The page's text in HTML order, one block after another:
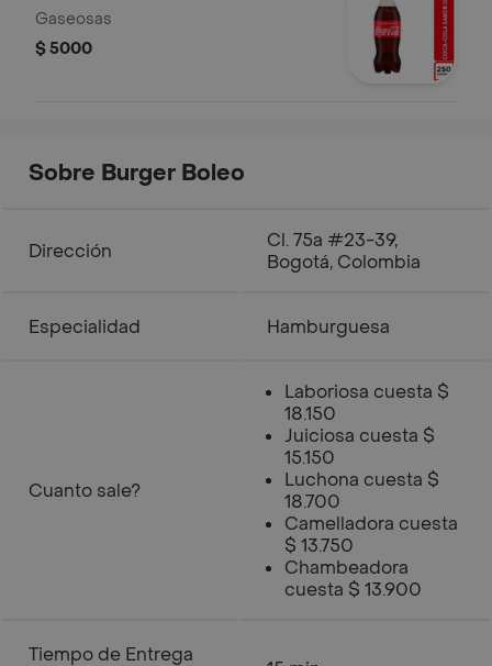
Gaseosas
$ 5000
Sobre Burger Boleo
Dirección
Cl. 75a #23-39,
Bogotá, Colombia
Especialidad Hamburguesa
Cuanto sale?
Laboriosa cuesta $
18.150
Juiciosa cuesta $
15.150
Luchona cuesta $
18.700
Camelladora cuesta
$ 13.750
Chambeadora
cuesta $ 13.900
Tiempo de Entrega